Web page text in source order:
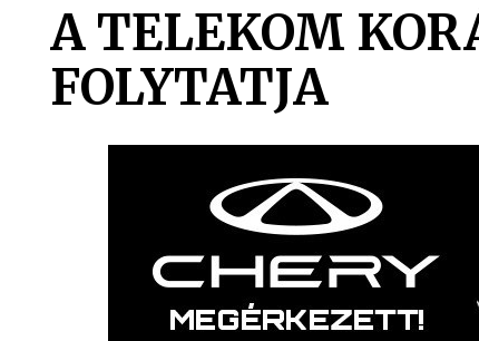
A TELEKOM
FOLYTATJA